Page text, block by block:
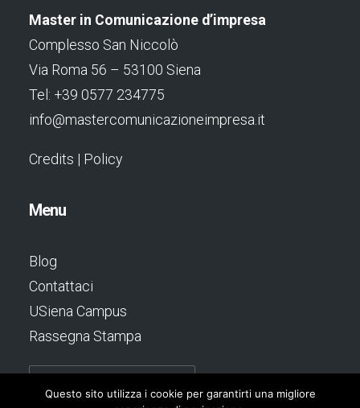
Master in Comunicazione d’impresa
Complesso San Niccolò
Via Roma 56 – 53100 Siena
Tel: +39 0577 234775
info@mastercomunicazioneimpresa.it
Credits | Policy
Menu
Blog
Contattaci
USiena Campus
Rassegna Stampa
Questo sito utilizza i cookie per garantirti una migliore